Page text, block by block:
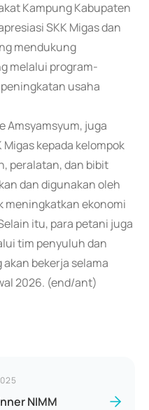
Kampung Kabupaten
SKK Migas dan
mendukung
melalui program-
usaha
Amsyamsyum, juga
kepada kelompok
peralatan, dan bibit
dan digunakan oleh
meningkatkan ekonomi
itu, para petani juga
tim penyuluh dan
bekerja selama
2026. (end/ant)
NIMM